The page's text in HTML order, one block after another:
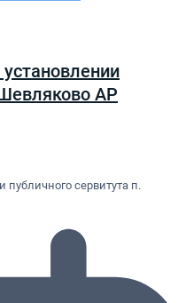
АР
сервитута п.